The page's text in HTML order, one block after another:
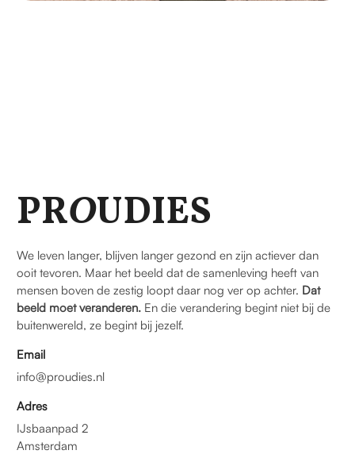
PROUDIES
We leven langer, blijven langer gezond en zijn actiever dan
ooit tevoren. Maar het beeld dat de samenleving heeft van
mensen boven de zestig loopt daar nog ver op achter. Dat
beeld moet veranderen. En die verandering begint niet bij de
buitenwereld, ze begint bij jezelf.
Email
info@proudies.nl
Adres
IJsbaanpad 2
Amsterdam